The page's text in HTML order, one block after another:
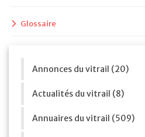
Glossaire
Annonces du vitrail (20)
Actualités du vitrail (8)
Annuaires du vitrail (509)